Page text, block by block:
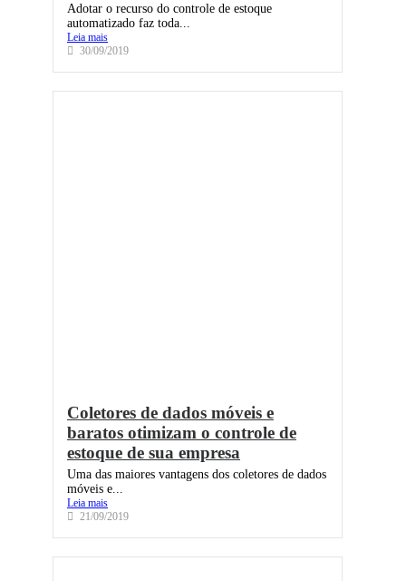
Adotar o recurso do controle de estoque
automatizado faz toda...
Leia mais
30/09/2019
Coletores de dados móveis e
baratos otimizam o controle de
estoque de sua empresa
Uma das maiores vantagens dos coletores de dados
móveis e...
Leia mais
21/09/2019